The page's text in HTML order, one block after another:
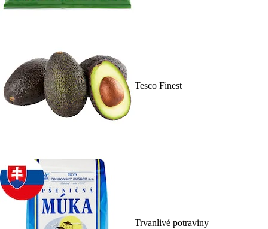
Tesco Finest
Trvanlivé potraviny